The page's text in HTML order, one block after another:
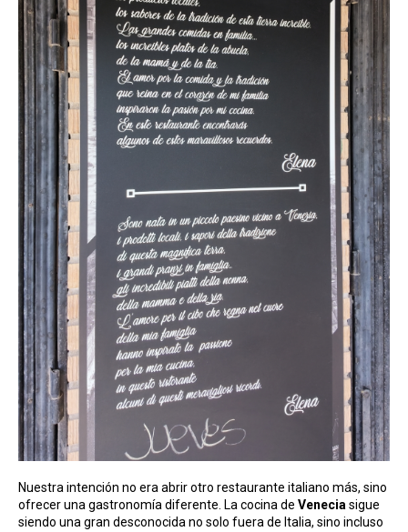
Nuestra intención no era abrir otro restaurante italiano más, sino
ofrecer una gastronomía diferente. La cocina de Veneciasigue
siendo una gran desconocida no solo fuera de Italia, sino incluso